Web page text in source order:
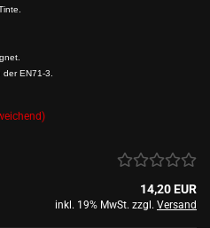
EN71-3.
14,20 EUR
inkl. 19% MwSt. zzgl. Versand